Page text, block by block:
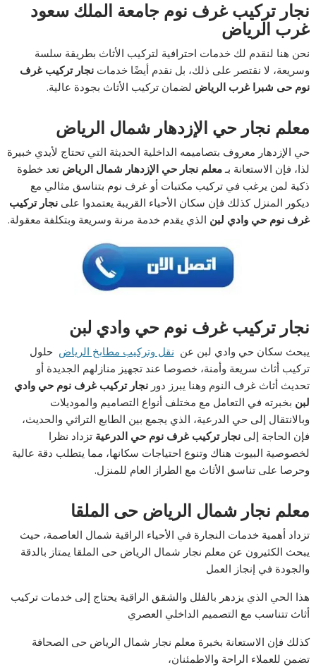
نجار تركيب غرف نوم جامعة الملك سعود
غرب الرياض
نحن هنا لنقدم لك خدمات احترافية لتركيب الأثاث بطريقة سلسة
وسريعة، لا نقتصر على ذلك، بل نقدم أيضًا خدماتنجار تركيب غرف
نوم حى شبرا غرب الرياض لضمان تركيب الأثاث بجودة عالية.
معلم نجار حي الإزدهار شمال الرياض
حي الإزدهار معروف بتصاميمه الداخلية الحديثة التي تحتاج لأيدي خبيرة
لذا، فإن الاستعانة بـمعلم نجار حي الإزدهار شمال الرياض تعد خطوة
ذكية لمن يرغب في تركيب مكتبات أو غرف نوم بتناسق مثالي مع
ديكور المنزل كذلك فإن سكان الأحياء القريبة يعتمدوا علىنجار تركيب
غرف نوم حي وادي لبن الذي يقدم خدمة مرنة وسريعة وبتكلفة معقولة.
نجار تركيب غرف نوم حي وادي لبن
يبحث سكان حي وادي لبن عن نقل وتركيب مطابخ الرياض حلول
تركيب أثاث سريعة وأمنة، خصوصا عند تجهيز منازلهم الجديدة أو
تحديث أثاث غرف النوم وهنا يبرز دورنجار تركيب غرف نوم حي وادي
لبن بخبرته في التعامل مع مختلف أنواع التصاميم والموديلات
وبالانتقال إلى حي الدرعية، الذي يجمع بين الطابع التراثي والحديث،
فإن الحاجة إلىنجار تركيب غرف نوم حي الدرعيةتزداد نظرا
لخصوصية البيوت هناك وتنوع احتياجات سكانها، مما يتطلب دقة عالية
وحرصا على تناسق الأثاث مع الطراز العام للمنزل.
معلم نجار شمال الرياض حى الملقا
تزداد أهمية خدمات النجارة في الأحياء الراقية شمال العاصمة، حيث
يبحث الكثيرون عن معلم نجار شمال الرياض حى الملقا يمتاز بالدقة
والجودة في إنجاز العمل
هذا الحي الذي يزدهر بالفلل والشقق الراقية يحتاج إلى خدمات تركيب
أثاث تتناسب مع التصميم الداخلي العصري
كذلك فإن الاستعانة بخبرة معلم نجار شمال الرياض حى الصحافة
تضمن للعملاء الراحة والاطمئنان،